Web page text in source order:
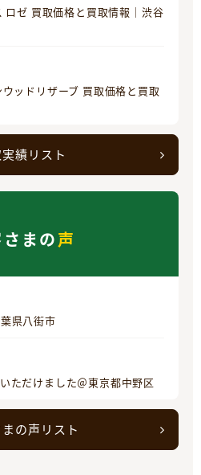
ロゼ 買取価格と買取情報｜渋谷
ッドリザーブ 買取価格と買取
績リスト
まの声
県八街市
ただけました＠東京都中野区
の声リスト